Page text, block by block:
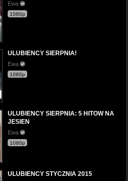
Ewa
1080p
ULUBIENCY SIERPNIA!
Ewa
1080p
ULUBIENCY SIERPNIA: 5 HITOW NA
JESIEN
Ewa
1080p
ULUBIENCY STYCZNIA 2015